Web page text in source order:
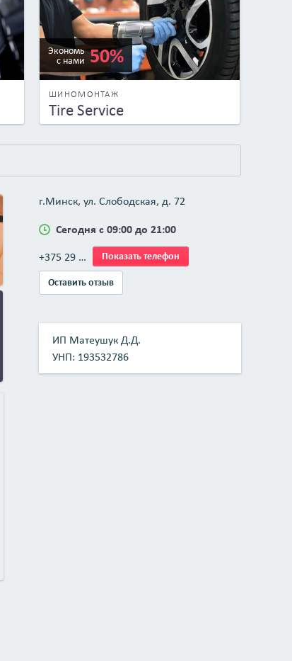
Экономь
с нами 50%
ШИНОМОНТАЖ
Tire Service
г.Минск, ул. Слободская, д. 72
Сегодня с 09:00 до 21:00
+375 29 … Показать телефон
Оставить отзыв
ИП Матеушук Д.Д.
УНП: 193532786